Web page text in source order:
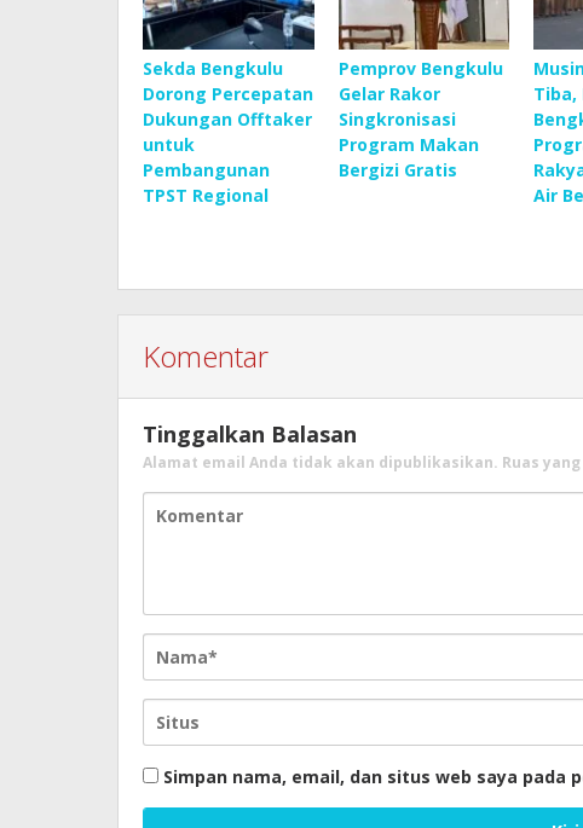
Sekda Bengkulu
Dorong Percepatan
Dukungan Offtaker
untuk
Pembangunan
TPST Regional
Pemprov Bengkulu
Gelar Rakor
Singkronisasi
Program Makan
Bergizi Gratis
Tiba,
Air
Komentar
Tinggalkan Balasan
Alamat email Anda tidak akan dipublikasikan. Ruas
Simpan nama, email, dan situs web saya